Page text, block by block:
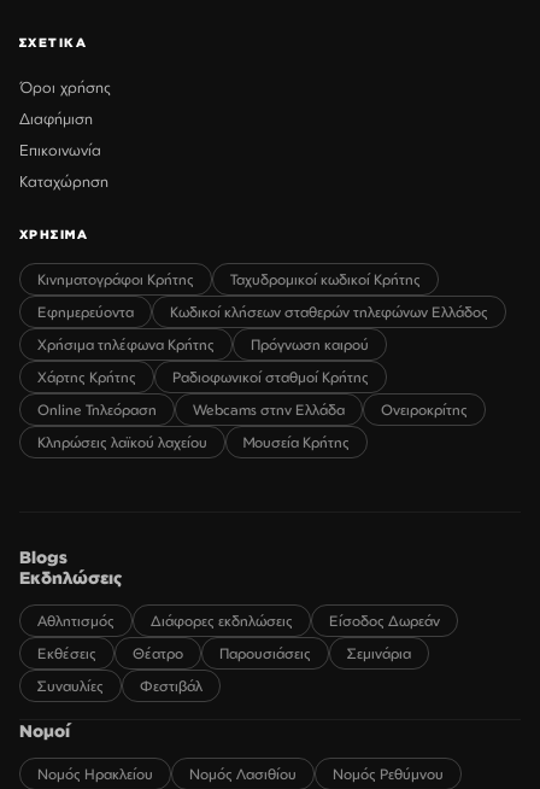
ΣΧΕΤΙΚΑ
Όροι χρήσης
Διαφήμιση
Επικοινωνία
Καταχώρηση
ΧΡΗΣΙΜΑ
Κινηματογράφοι Κρήτης
Ταχυδρομικοί κωδικοί Κρήτης
Εφημερεύοντα
Κωδικοί κλήσεων σταθερών τηλεφώνων Ελλάδος
Χρήσιμα τηλέφωνα Κρήτης
Πρόγνωση καιρού
Χάρτης Κρήτης
Ραδιοφωνικοί σταθμοί Κρήτης
Online Τηλεόραση
Webcams στην Ελλάδα
Ονειροκρίτης
Κληρώσεις λαϊκού λαχείου
Μουσεία Κρήτης
Blogs
Εκδηλώσεις
Αθλητισμός Διάφορες εκδηλώσεις
Είσοδος Δωρεάν
Εκθέσεις
Θέατρο Παρουσιάσεις
Σεμινάρια
Συναυλίες
Φεστιβάλ
Νομοί
Νομός Ηρακλείου Νομός Λασιθίου
Νομός Ρεθύμνου